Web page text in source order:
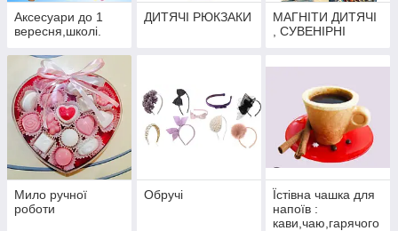
Аксесуари до 1
вересня,школі.
ДИТЯЧІ РЮКЗАКИ
МАГНІТИ ДИТЯЧІ
, СУВЕНІРНІ
Мило ручної
роботи
Обручі
Їстівна чашка для
напоїв :
кави,чаю,гарячого